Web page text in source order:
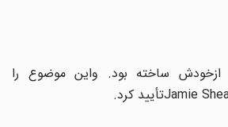
ساخته بود. واین موضوع را
Jamieتأیید کرد.